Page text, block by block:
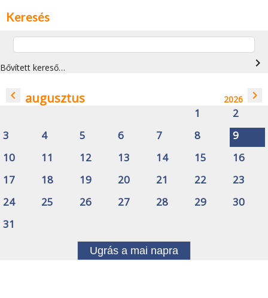
Keresés
Bővített kereső… navigate_next
navigate_before augusztus 2026 navigate_next
1
2
3
4 5 6 7 8
9
10
11 12 13 14 15
16
17
18 19 20 21 22
23
24
25 26 27 28 29
30
31
Ugrás a mai napra